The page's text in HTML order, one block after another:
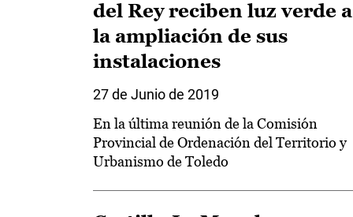
del Rey reciben luz verde a
la ampliación de sus
instalaciones
27 de Junio de 2019
En la última reunión de la Comisión
Provincial de Ordenación del Territorio y
Urbanismo de Toledo